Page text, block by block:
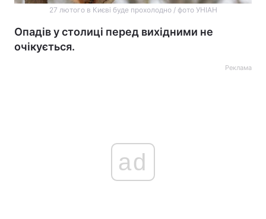
27 лютого в Києві буде прохолодно / фото УНІАН
Опадів у столиці перед вихідними не
очікується.
Реклама
ad